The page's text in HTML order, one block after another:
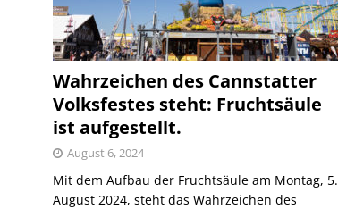
Wahrzeichen des Cannstatter
Volksfestes steht: Fruchtsäule
ist aufgestellt.
August 6, 2024
Mit dem Aufbau der Fruchtsäule am Montag, 5.
August 2024, steht das Wahrzeichen des